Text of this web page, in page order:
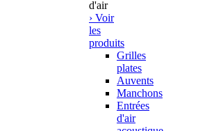
d'air
› Voir
les
produits
Grilles
plates
Auvents
Manchons
Entrées
d'air